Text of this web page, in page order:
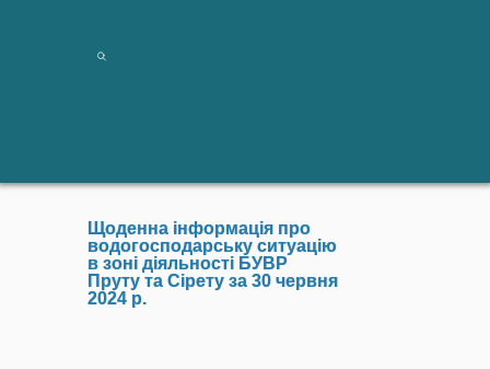
Щоденна інформація про
водогосподарську ситуацію
в зоні діяльності БУВР
Пруту та Сірету за 30 червня
2024 р.